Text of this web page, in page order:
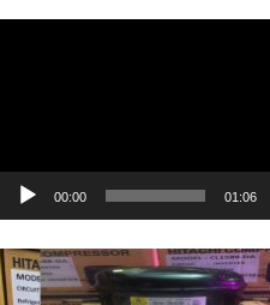
00:00 01:06